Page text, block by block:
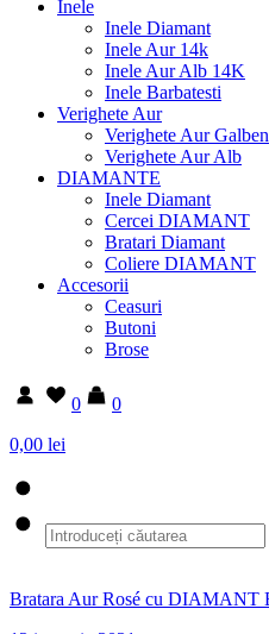
Inele
Inele Diamant
Inele Aur 14k
Inele Aur Alb 14K
Inele Barbatesti
Verighete Aur
Verighete Aur Galben
Verighete Aur Alb
DIAMANTE
Inele Diamant
Cercei DIAMANT
Bratari Diamant
Coliere DIAMANT
Accesorii
Ceasuri
Butoni
Brose
0
0
0,00 lei
Bratara Aur Rosé cu DIAMANT